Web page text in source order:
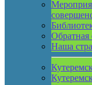
Обратная
Наша